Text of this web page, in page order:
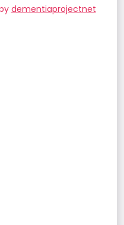
dementiaprojectnet